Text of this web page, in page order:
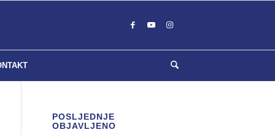
POSLJEDNJE
OBJAVLJENO